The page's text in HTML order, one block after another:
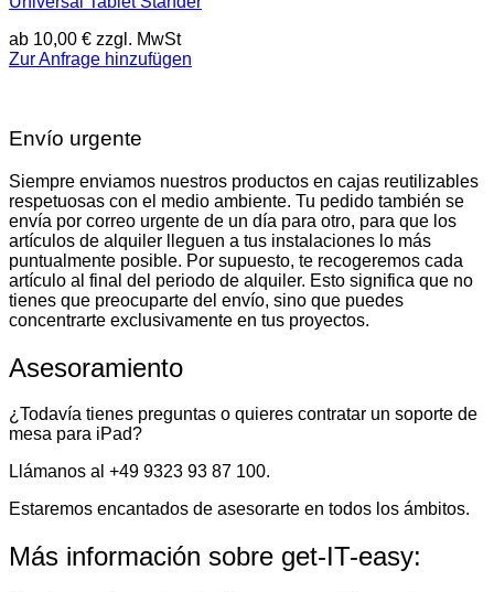
ab 10,00 € zzgl. MwSt
Zur Anfrage hinzufügen
Envío urgente
Siempre enviamos nuestros productos en cajas reutilizables
respetuosas con el medio ambiente. Tu pedido también se
envía por correo urgente de un día para otro, para que los
artículos de alquiler lleguen a tus instalaciones lo más
puntualmente posible. Por supuesto, te recogeremos cada
artículo al final del periodo de alquiler. Esto significa que no
tienes que preocuparte del envío, sino que puedes
concentrarte exclusivamente en tus proyectos.
Asesoramiento
¿Todavía tienes preguntas o quieres contratar un soporte de
mesa para iPad?
Llámanos al +49 9323 93 87 100.
Estaremos encantados de asesorarte en todos los ámbitos.
Más información sobre get-IT-easy: